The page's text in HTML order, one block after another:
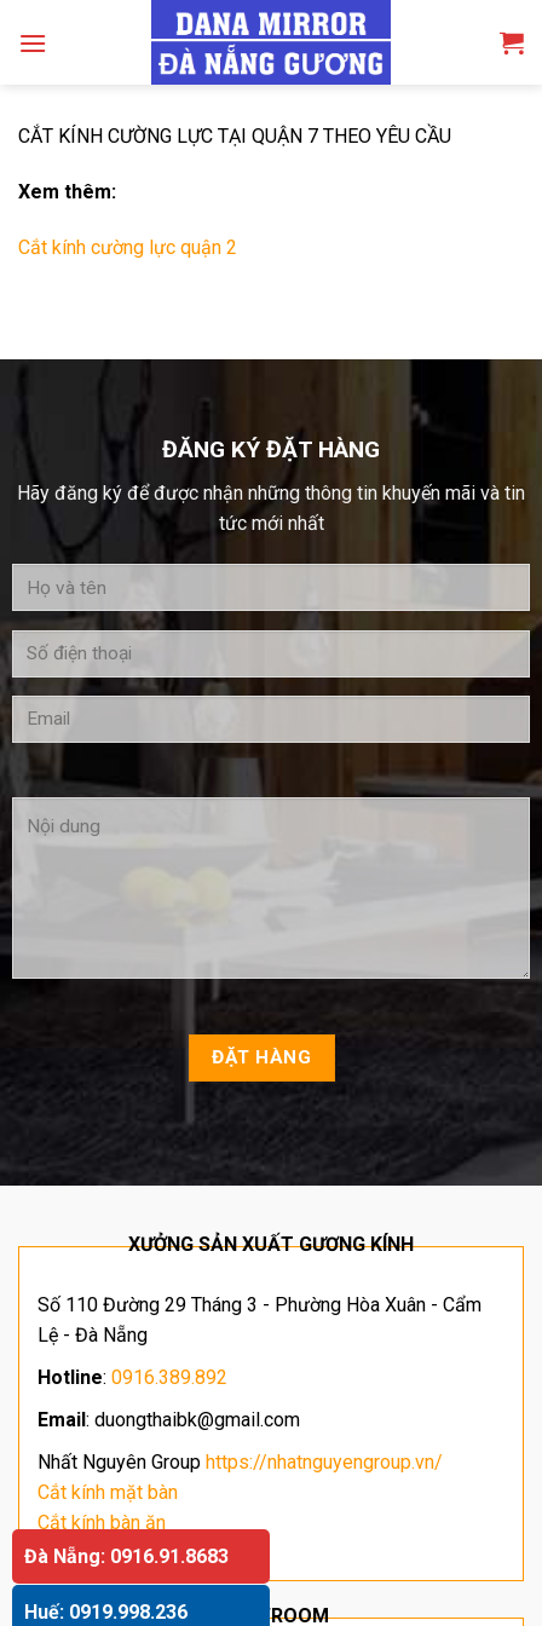
CẮT KÍNH CƯỜNG LỰC TẠI QUẬN 7 THEO YÊU CẦU
Xem thêm:
Cắt kính cường lực quận 2
ĐĂNG KÝ ĐẶT HÀNG
Hãy đăng ký để được nhận những thông tin khuyến mãi và tin
tức mới nhất
XƯỞNG SẢN XUẤT GƯƠNG KÍNH
Số 110 Đường 29 Tháng 3 - Phường Hòa Xuân - Cẩm
Lệ - Đà Nẵng
Hotline: 0916.389.892
Email: duongthaibk@gmail.com
Nhất Nguyên Group https://nhatnguyengroup.vn/
Cắt kính mặt bàn
Cắt kính bàn ăn
Giá kính cường lực
SHOWROOM
Đà Nẵng: 0916.91.8683
Huế: 0919.998.236